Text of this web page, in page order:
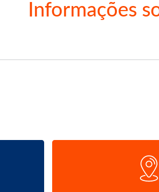
Informações